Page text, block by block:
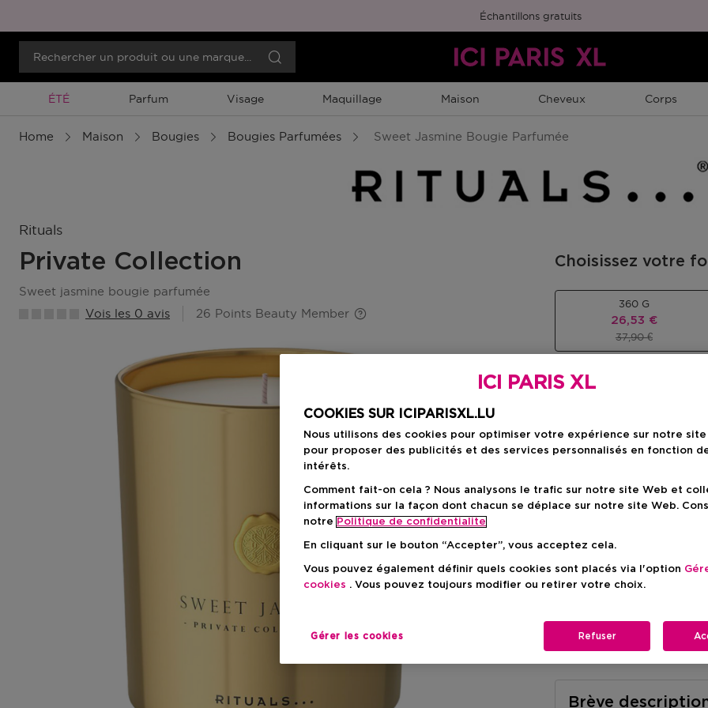
Échantillons gratuits
Promotion À Durée Limitée
ÉTÉ Parfum Visage Maquillage Maison Cheveux Corps
Home Maison Bougies Bougies Parfumées Sweet Jasmine Bougie Parfumée
Rituals
Private Collection
sweet jasmine bougie parfumée
Vois les 0 avis
26 Points Beauty Member
Choisissez votre
360 G
Prix
26,53 €
Prix du produit
37,90 €
Prix
26,53 €
Livraison à domicile
En stock
Retrait dans un
Selectionner un
Brève
ICI PARIS XL
COOKIES SUR ICIPARISXL.LU
Nous utilisons des cookies pour optimiser votre expérience sur notre
pour proposer des publicités et des services personnalisés en fonction
intérêts.
Comment fait-on cela ? Nous analysons le trafic sur notre site Web et
informations sur la façon dont chacun se déplace sur notre site Web.
notre Politique de confidentialite
En cliquant sur le bouton “Accepter”, vous acceptez cela.
Vous pouvez également définir quels cookies sont placés via l'option
cookies . Vous pouvez toujours modifier ou retirer votre choix.
Gérer les cookies Refuser